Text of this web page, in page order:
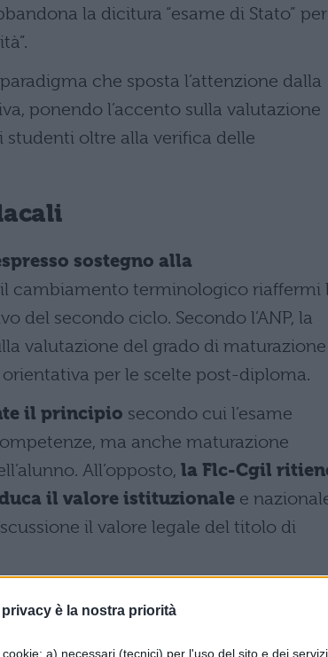
privacy è la nostra priorità
a) necessari (tecnici) per l'uso del sito e dei
la dicitura “esame di Stato” per
che sposta l’attenzione dalla
ponendo l’accento sulla valutazione
oltre alla verifica delle
sostegno alla
cambiamento terminologico riaffermi
del secondo ciclo. Secondo l’ANP, la
valutazione del grado di maturazione
per le scelte post-diploma.
il principio secondo cui l’esame
ma anche maturazione
All’opposto, la Flc-Cgil
il valore istituzionale e
il valore legale del titolo di
di rilevare e valutare la
in un esame più